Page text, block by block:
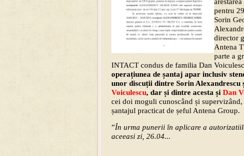
pentru
Sorin
director
Antena
parte a
INTACT condus de familia Dan
operațiunea de șantaj apar inclusiv
unor discuții dintre Sorin Alexandrescu
Voiculescu, dar și dintre acesta și Dan
cei doi moguli cunoscând și supervizând,
șantajul practicat de șeful Antena Group.
”În urma punerii în aplicare a
aceeasi zi, 26.04...